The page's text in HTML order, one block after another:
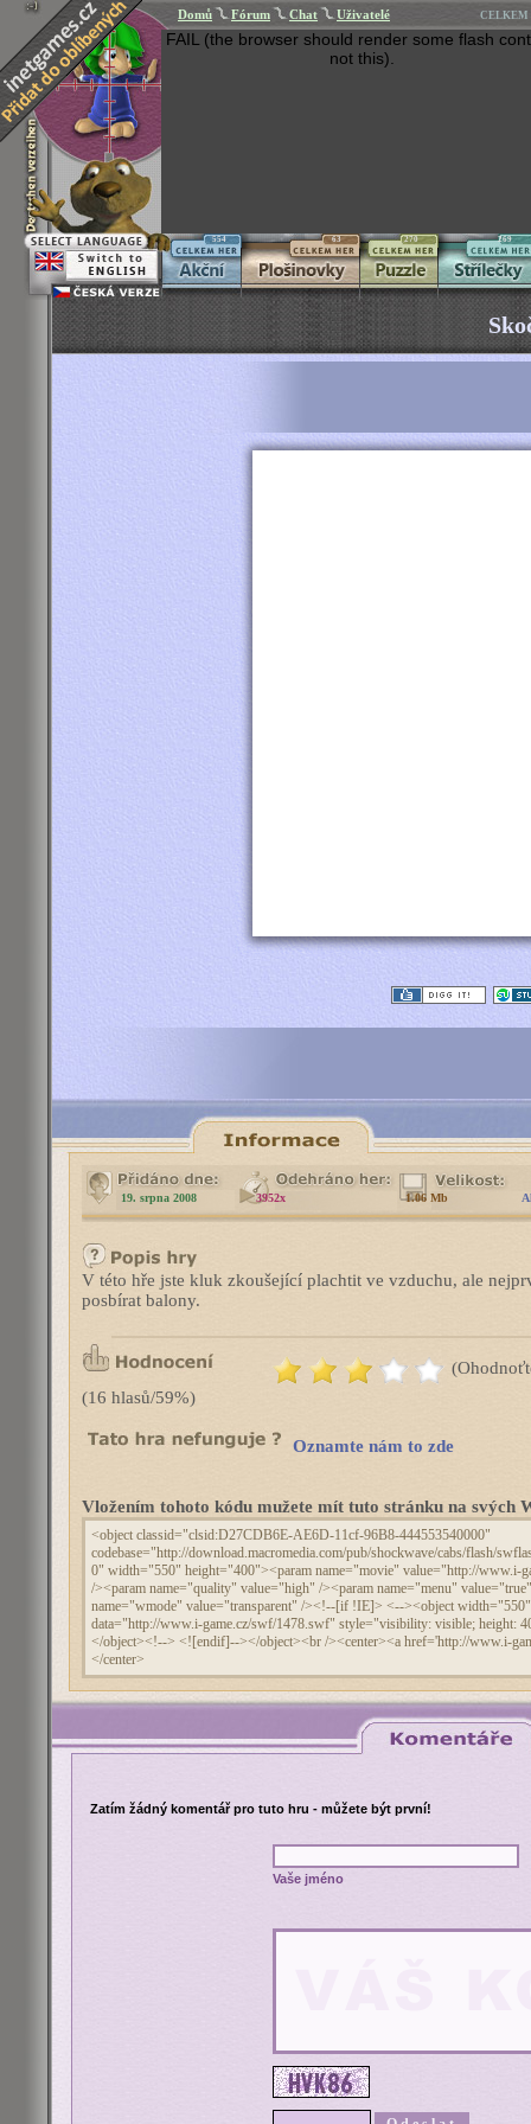
Domů Fórum Chat Uživatelé CELKEM
FAIL (the browser should render some flash
not this).
554 63 270 269
19. srpna 2008 3952x 1.06 Mb
V této hře jste kluk zkoušející plachtit ve vzduchu, ale
posbírat balony.
(16 hlasů/59%)
Oznamte nám to zde
Vložením tohoto kódu mužete mít tuto stránku na svých
Zatím žádný komentář pro tuto hru - můžete být první!
Vaše jméno